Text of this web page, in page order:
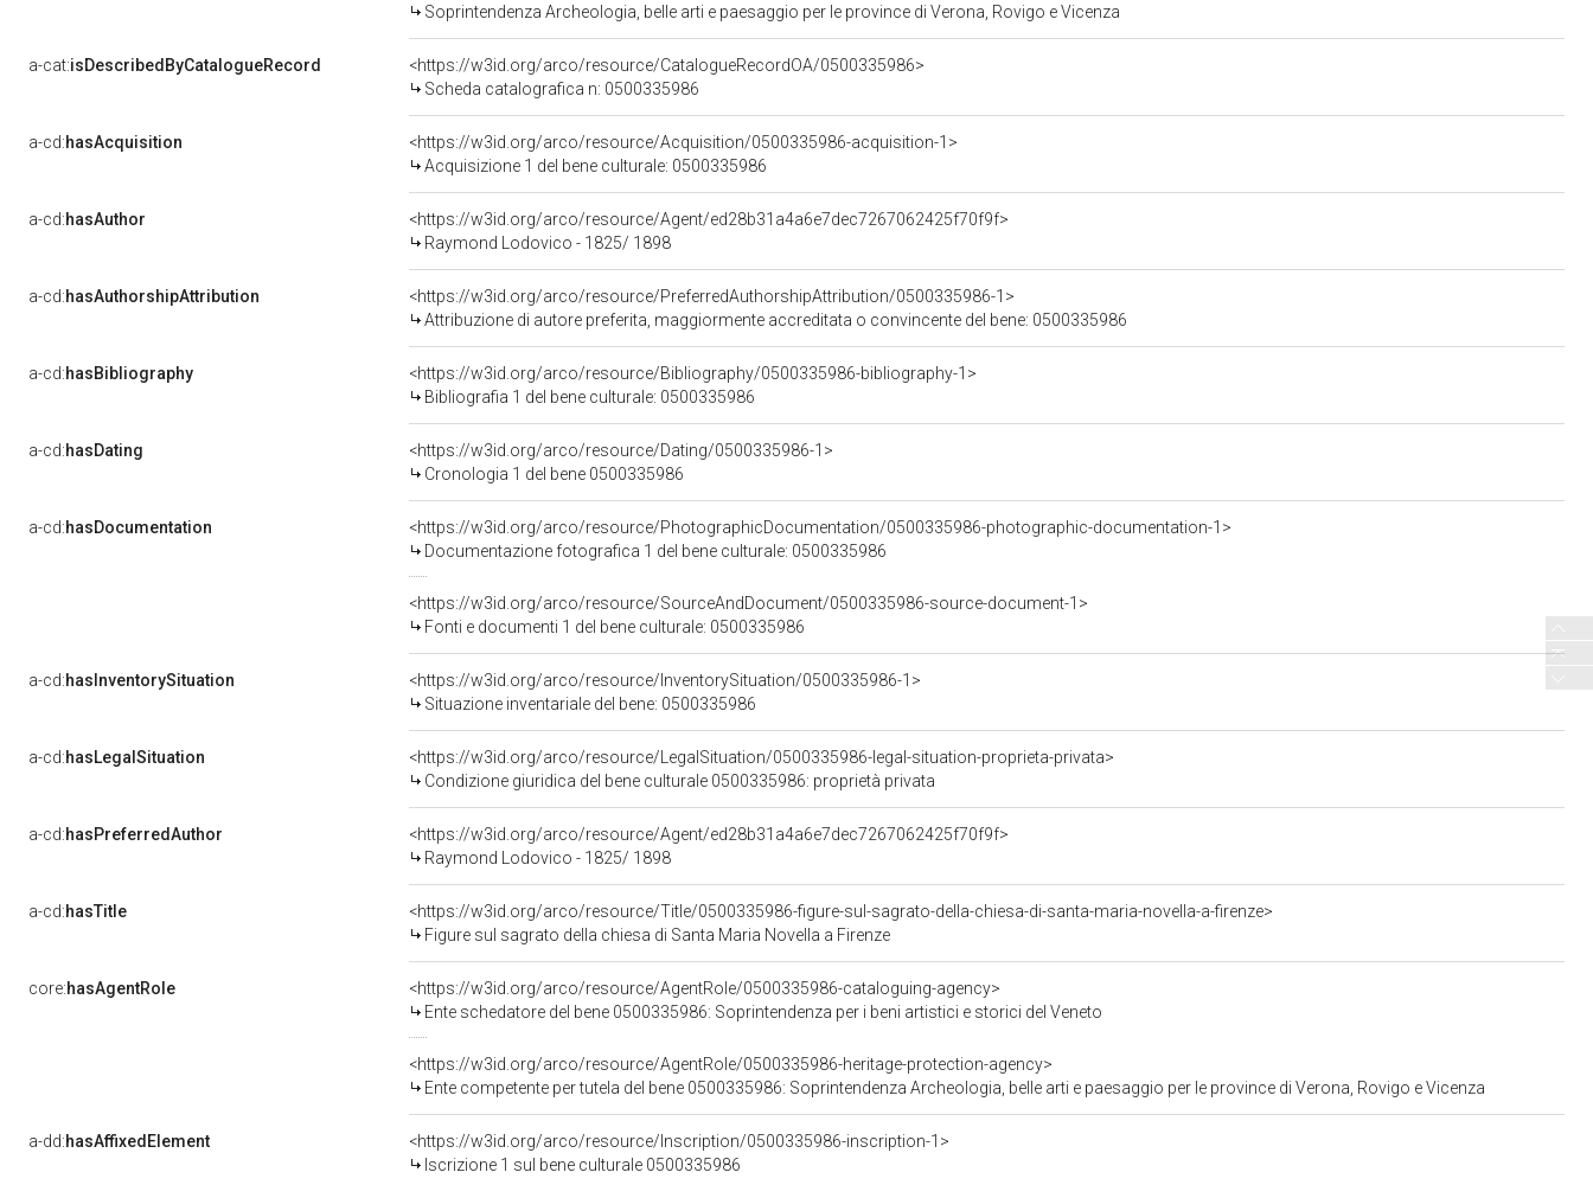
Soprintendenza Archeologia, belle arti e paesaggio per le province di Verona, Rovigo e Vicenza
a-cat:isDescribedByCatalogueRecord
<https://w3id.org/arco/resource/CatalogueRecordOA/0500335986>
Scheda catalografica n: 0500335986
a-cd:hasAcquisition
<https://w3id.org/arco/resource/Acquisition/0500335986-acquisition-1>
Acquisizione 1 del bene culturale: 0500335986
a-cd:hasAuthor
<https://w3id.org/arco/resource/Agent/ed28b31a4a6e7dec7267062425f70f9f>
Raymond Lodovico - 1825/ 1898
a-cd:hasAuthorshipAttribution
<https://w3id.org/arco/resource/PreferredAuthorshipAttribution/0500335986-1>
Attribuzione di autore preferita, maggiormente accreditata o convincente del bene: 0500335986
a-cd:hasBibliography
<https://w3id.org/arco/resource/Bibliography/0500335986-bibliography-1>
Bibliografia 1 del bene culturale: 0500335986
a-cd:hasDating
<https://w3id.org/arco/resource/Dating/0500335986-1>
Cronologia 1 del bene 0500335986
a-cd:hasDocumentation
<https://w3id.org/arco/resource/PhotographicDocumentation/0500335986-photographic-documentation-1>
Documentazione fotografica 1 del bene culturale: 0500335986
<https://w3id.org/arco/resource/SourceAndDocument/0500335986-source-document-1>
Fonti e documenti 1 del bene culturale: 0500335986
a-cd:hasInventorySituation
<https://w3id.org/arco/resource/InventorySituation/0500335986-1>
Situazione inventariale del bene: 0500335986
a-cd:hasLegalSituation
<https://w3id.org/arco/resource/LegalSituation/0500335986-legal-situation-proprieta-privata>
Condizione giuridica del bene culturale 0500335986: proprietà privata
a-cd:hasPreferredAuthor
<https://w3id.org/arco/resource/Agent/ed28b31a4a6e7dec7267062425f70f9f>
Raymond Lodovico - 1825/ 1898
a-cd:hasTitle
<https://w3id.org/arco/resource/Title/0500335986-figure-sul-sagrato-della-chiesa-di-santa-maria-novella-a-firenze>
Figure sul sagrato della chiesa di Santa Maria Novella a Firenze
core:hasAgentRole
<https://w3id.org/arco/resource/AgentRole/0500335986-cataloguing-agency>
Ente schedatore del bene 0500335986: Soprintendenza per i beni artistici e storici del Veneto
<https://w3id.org/arco/resource/AgentRole/0500335986-heritage-protection-agency>
Ente competente per tutela del bene 0500335986: Soprintendenza Archeologia, belle arti e paesaggio per le province di Verona, Rovigo e Vicenza
a-dd:hasAffixedElement
<https://w3id.org/arco/resource/Inscription/0500335986-inscription-1>
Iscrizione 1 sul bene culturale 0500335986